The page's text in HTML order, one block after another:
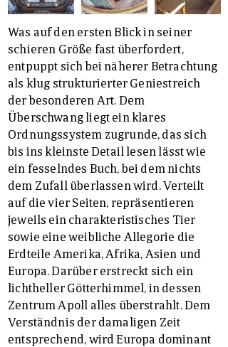
Was auf den ersten Blick in seiner
schieren Größe fast überfordert,
entpuppt sich bei näherer Betrachtung
als klug strukturierter Geniestreich
der besonderen Art. Dem
Überschwang liegt ein klares
Ordnungssystem zugrunde, das sich
bis ins kleinste Detail lesen lässt wie
ein fesselndes Buch, bei dem nichts
dem Zufall überlassen wird. Verteilt
auf die vier Seiten, repräsentieren
jeweils ein charakteristisches Tier
sowie eine weibliche Allegorie die
Erdteile Amerika, Afrika, Asien und
Europa. Darüber erstreckt sich ein
lichtheller Götterhimmel, in dessen
Zentrum Apoll alles überstrahlt. Dem
Verständnis der damaligen Zeit
entsprechend, wird Europa dominant